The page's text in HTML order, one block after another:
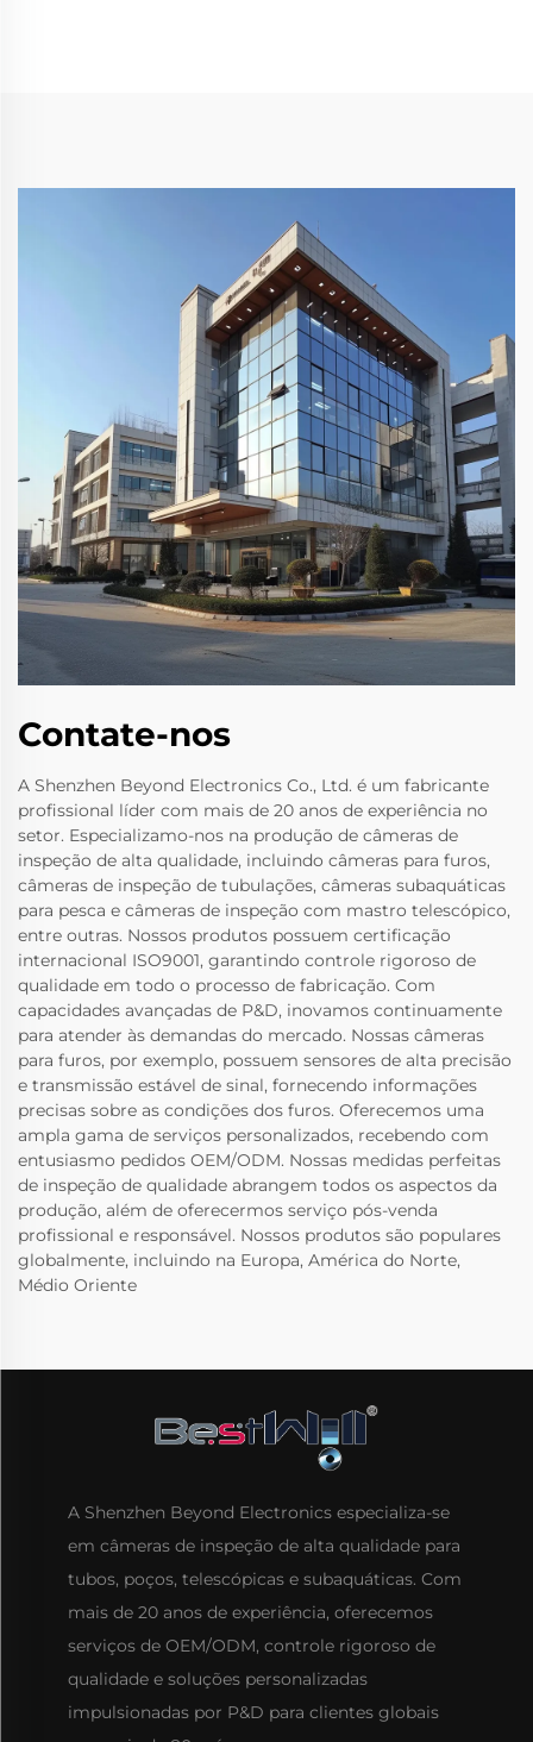
Contate-nos
A Shenzhen Beyond Electronics Co., Ltd. é um fabricante
profissional líder com mais de 20 anos de experiência no
setor. Especializamo-nos na produção de câmeras de
inspeção de alta qualidade, incluindo câmeras para furos,
câmeras de inspeção de tubulações, câmeras subaquáticas
para pesca e câmeras de inspeção com mastro telescópico,
entre outras. Nossos produtos possuem certificação
internacional ISO9001, garantindo controle rigoroso de
qualidade em todo o processo de fabricação. Com
capacidades avançadas de P&D, inovamos continuamente
para atender às demandas do mercado. Nossas câmeras
para furos, por exemplo, possuem sensores de alta precisão
e transmissão estável de sinal, fornecendo informações
precisas sobre as condições dos furos. Oferecemos uma
ampla gama de serviços personalizados, recebendo com
entusiasmo pedidos OEM/ODM. Nossas medidas perfeitas
de inspeção de qualidade abrangem todos os aspectos da
produção, além de oferecermos serviço pós-venda
profissional e responsável. Nossos produtos são populares
globalmente, incluindo na Europa, América do Norte,
Médio Oriente
A Shenzhen Beyond Electronics especializa-se
em câmeras de inspeção de alta qualidade para
tubos, poços, telescópicas e subaquáticas. Com
mais de 20 anos de experiência, oferecemos
serviços de OEM/ODM, controle rigoroso de
qualidade e soluções personalizadas
impulsionadas por P&D para clientes globais